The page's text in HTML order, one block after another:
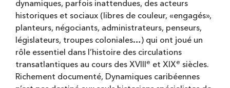
dynamiques, parfois inattendues, des acteurs
historiques et sociaux (libres de couleur, «engagés»,
planteurs, négociants, administrateurs, penseurs,
législateurs, troupes coloniales…) qui ont joué un
rôle essentiel dans l’histoire des circulations
transatlantiques au cours des XVIII
e et XIXe siècles.
Richement documenté, Dynamiques caribéennes